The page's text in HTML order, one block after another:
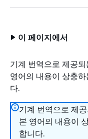
이 페이지에서
기계 번역으로 제공
영어의 내용이 상충
다.
기계 번역으로 제
본 영어의 내용이
합니다.